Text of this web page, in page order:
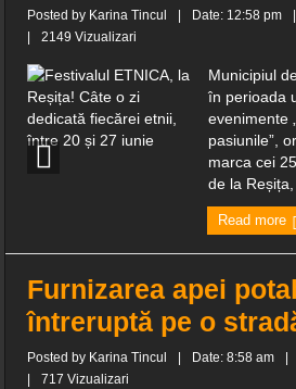
Posted by Karina Tincul Date: 12:58 pm
2149 Vizualizari
Municipiul
în perioada
evenimente
pasiunile”,
marca cei
de la
Read more
Furnizarea apei
întreruptă pe o
Posted by Karina Tincul Date: 8:58 am
717 Vizualizari